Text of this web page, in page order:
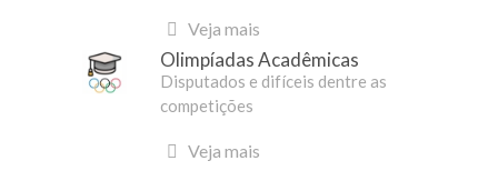
Veja mais
Olimpíadas Acadêmicas
Disputados e difíceis dentre as
competições
Veja mais